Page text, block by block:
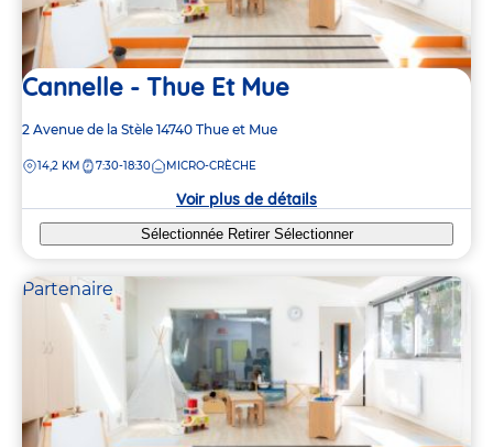
Cannelle - Thue Et Mue
Adresse
la
2 Avenue de la Stèle 14740 Thue et Mue
DISTANCE
14,2 KM 7:30-18:30 MICRO-CRÈCHE
Voir plus de détails
Sélectionnée Retirer Sélectionner
Partenaire